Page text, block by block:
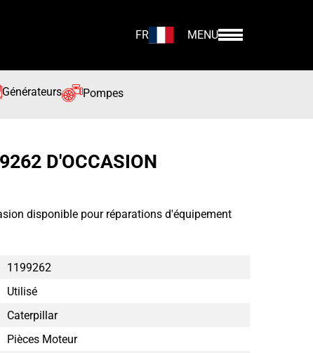
FR MENU
Générateurs Pompes
D'OCCASION
disponible pour réparations d'équipement
1199262
Utilisé
Caterpillar
Pièces Moteur